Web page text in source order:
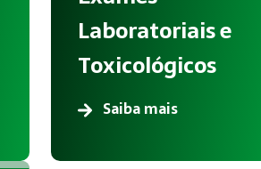
Laboratoriais e
Toxicológicos
Saiba mais